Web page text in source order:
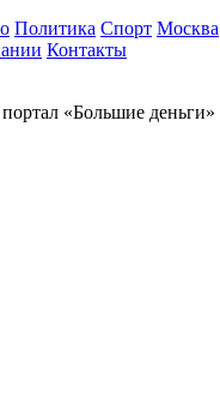
Политика Спорт Москва
Контакты
«Большие деньги»